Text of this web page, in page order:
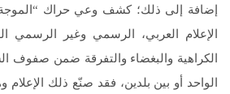
إضافة إلى ذلك؛ كشف وعي حراك “الموجة
الإعلام العربي، الرسمي وغير الرسمي
الكراهية والبغضاء والتفرقة ضمن صفوف
الواحد أو بين بلدين، فقد صنّع ذلك